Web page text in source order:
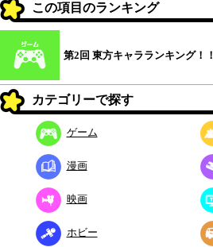
この項目のランキング
第2回 東方キャラランキング！！
カテゴリーで探す
ゲーム
漫画
映画
ホビー